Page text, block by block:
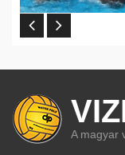
A magyar